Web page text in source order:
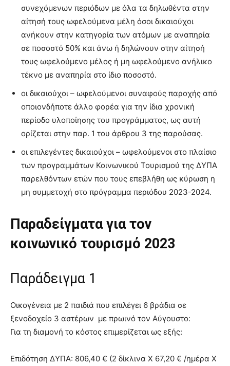
συνεχόμενων περιόδων με όλα τα δηλωθέντα στην
αίτησή τους ωφελούμενα μέλη όσοι δικαιούχοι
ανήκουν στην κατηγορία των ατόμων με αναπηρία
σε ποσοστό 50% και άνω ή δηλώνουν στην αίτησή
τους ωφελούμενο μέλος ή μη ωφελούμενο ανήλικο
τέκνο με αναπηρία στο ίδιο ποσοστό.
οι δικαιούχοι – ωφελούμενοι συναφούς παροχής από
οποιονδήποτε άλλο φορέα για την ίδια χρονική
περίοδο υλοποίησης του προγράμματος, ως αυτή
ορίζεται στην παρ. 1 του άρθρου 3 της παρούσας.
οι επιλεγέντες δικαιούχοι – ωφελούμενοι στο πλαίσιο
των προγραμμάτων Κοινωνικού Τουρισμού της ΔΥΠΑ
παρελθόντων ετών που τους επεβλήθη ως κύρωση η
μη συμμετοχή στο πρόγραμμα περιόδου 2023-2024.
Παραδείγματα για τον
κοινωνικό τουρισμό 2023
Παράδειγμα 1
Οικογένεια με 2 παιδιά που επιλέγει 6 βράδια σε
ξενοδοχείο 3 αστέρων με πρωινό τον Αύγουστο:
Για τη διαμονή το κόστος επιμερίζεται ως εξής:
Επιδότηση ΔΥΠΑ: 806,40 € (2 δίκλινα Χ 67,20 € /ημέρα Χ